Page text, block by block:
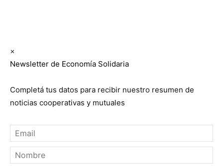
×
Newsletter de Economía Solidaria
Completá tus datos para recibir nuestro resumen de
noticias cooperativas y mutuales